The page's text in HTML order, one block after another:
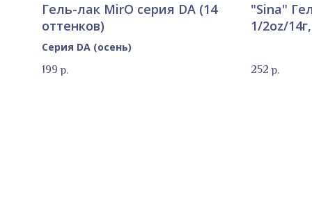
Гель-лак MirO серия DA (14
оттенков)
Серия DA (осень)
199 р.
"Sina"
1/2oz/
252 р.